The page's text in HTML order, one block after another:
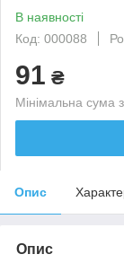
В наявності
Код: 000088
91 ₴
Мінімальна сума
Опис
Опис